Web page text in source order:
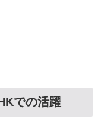
での活躍